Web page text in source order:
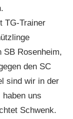
TG-Trainer
SB Rosenheim,
den SC
sind wir in der
uns
Schwenk.